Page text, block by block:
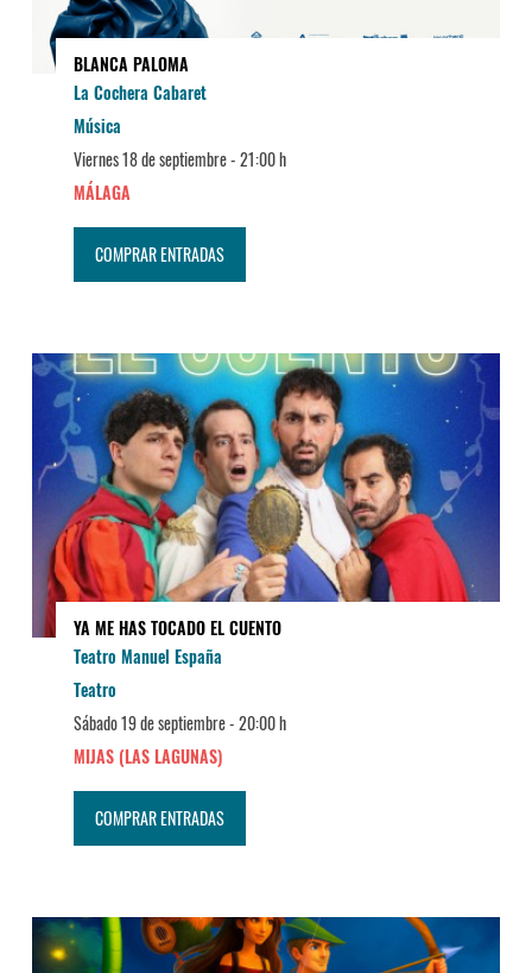
BLANCA PALOMA
La Cochera Cabaret
Música
Viernes 18 de septiembre -21:00 h
MÁLAGA
COMPRAR ENTRADAS
YA ME HAS TOCADO EL CUENTO
Teatro Manuel España
Teatro
Sábado 19 de septiembre -20:00 h
MIJAS (LAS LAGUNAS)
COMPRAR ENTRADAS